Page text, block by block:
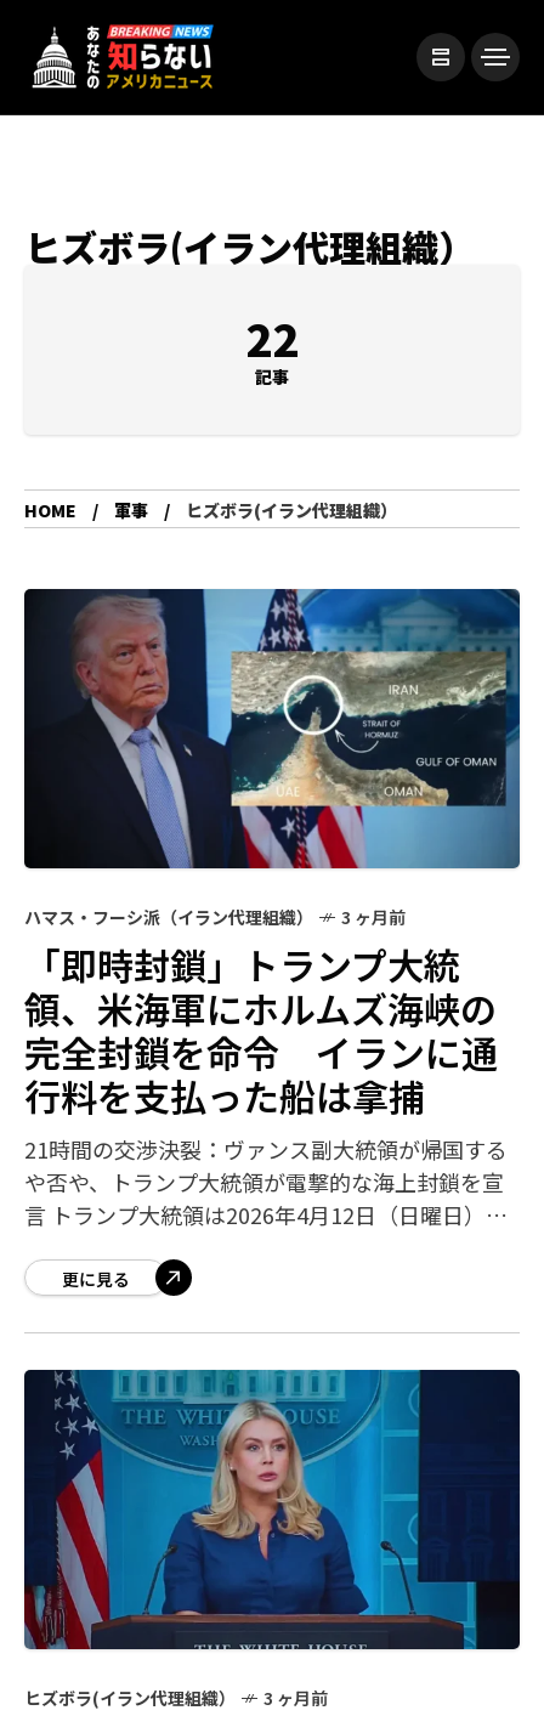
ヒズボラ(イラン代理組織）
22
記事
HOME 軍事 ヒズボラ(イラン代理組織）
ハマス・フーシ派（イラン代理組織） 3 ヶ月前
「即時封鎖」トランプ大統
領、米海軍にホルムズ海峡の
完全封鎖を命令 イランに通
行料を支払った船は拿捕
21時間の交渉決裂：ヴァンス副大統領が帰国する
や否や、トランプ大統領が電撃的な海上封鎖を宣
言 トランプ大統領は2026年4月12日（日曜日）、
ホルムズ海峡の「封鎖
更に見る
ヒズボラ(イラン代理組織） 3 ヶ月前